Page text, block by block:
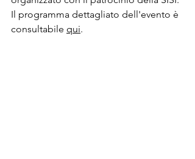
Il programma dettagliato dell'evento è
consultabile qui.